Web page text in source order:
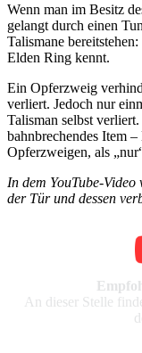
Wenn man im Besitz
gelangt durch einen
Talismane
Elden Ring kennt.
Ein Opferzweig
verliert. Jedoch nur
Talisman selbst
bahnbrechendes Item
Opferzweigen, als
In dem YouTube-
der Tür und dessen
An dieser Stelle